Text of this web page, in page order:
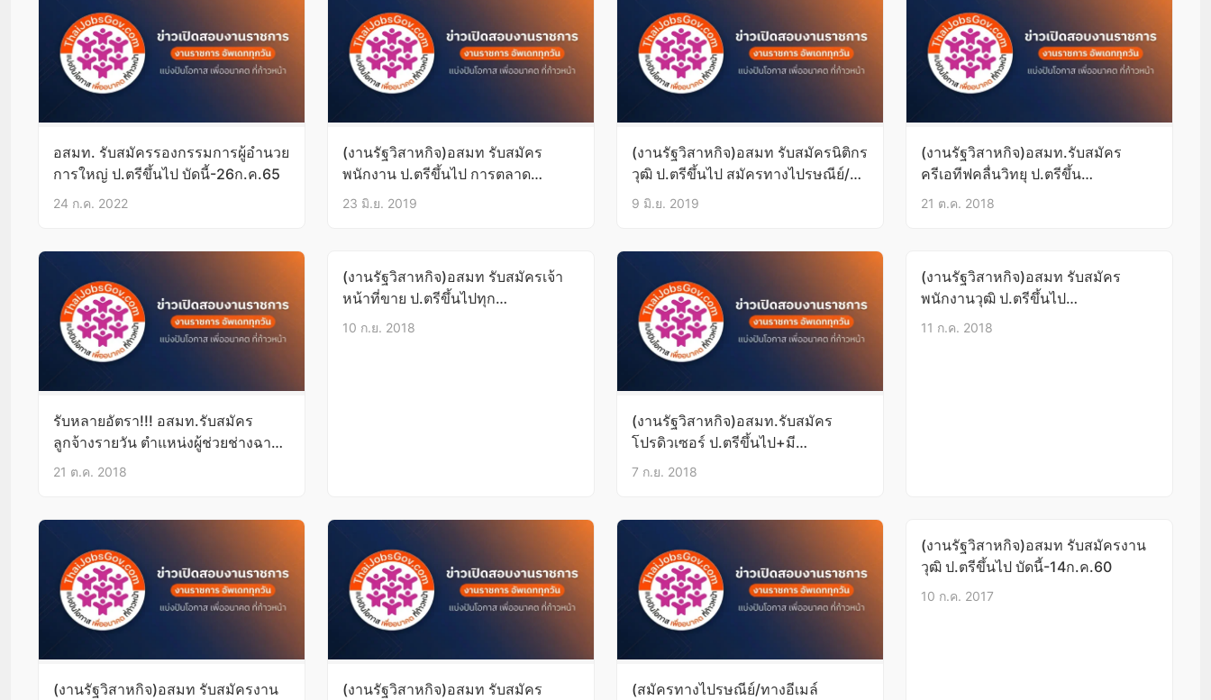
อสมท. รับสมัครรองกรรมการผู้อำนวย
การใหญ่ ป.ตรีขึ้นไป บัดนี้-26ก.ค.65
24 ก.ค. 2022
(งานรัฐวิสาหกิจ)อสมท รับสมัคร
พนักงาน ป.ตรีขึ้นไป การตลาด
บริหารฯ สมัครทางไปรษณีย์/อีเมล์
23 มิ.ย. 2019
(งานรัฐวิสาหกิจ)อสมท รับสมัครนิติกร
วุฒิ ป.ตรีขึ้นไป สมัครทางไปรษณีย์/
อีเมล์ บัดนี้-14มิ.ย.62
9 มิ.ย. 2019
(งานรัฐวิสาหกิจ)อสมท.รับสมัคร
ครีเอทีฟคลื่นวิทยุ ป.ตรีขึ้น
ไป+TOEIC450 สมัครทางไปรษณีย์/
21 ต.ค. 2018
รับหลายอัตรา!!! อสมท.รับสมัคร
ลูกจ้างรายวัน ตำแหน่งผู้ช่วยช่างฉาก
วุฒิ ปวส.ทางช่าง บัดนี้-31ต.ค.61
21 ต.ค. 2018
(งานรัฐวิสาหกิจ)อสมท รับสมัครเจ้า
หน้าที่ขาย ป.ตรีขึ้นไปทุก
สาขา+TOEIC450+มีประสบการณ์
10 ก.ย. 2018
(งานรัฐวิสาหกิจ)อสมท.รับสมัคร
โปรดิวเซอร์ ป.ตรีขึ้นไป+มี
ประสบการณ์5ปี บัดนี้-19ก.ย.61
7 ก.ย. 2018
(งานรัฐวิสาหกิจ)อสมท รับสมัคร
พนักงานวุฒิ ป.ตรีขึ้นไป
บัดนี้-23ก.ค.61
11 ก.ค. 2018
(งานรัฐวิสาหกิจ)อสมท รับสมัครงาน
(งานรัฐวิสาหกิจ)อสมท รับสมัคร
(สมัครทางไปรษณีย์/ทางอีเมล์
(งานรัฐวิสาหกิจ)อสมท รับสมัครงาน
วุฒิ ป.ตรีขึ้นไป บัดนี้-14ก.ค.60
10 ก.ค. 2017